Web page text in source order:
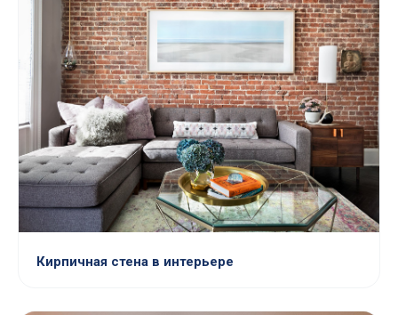
Кирпичная стена в интерьере